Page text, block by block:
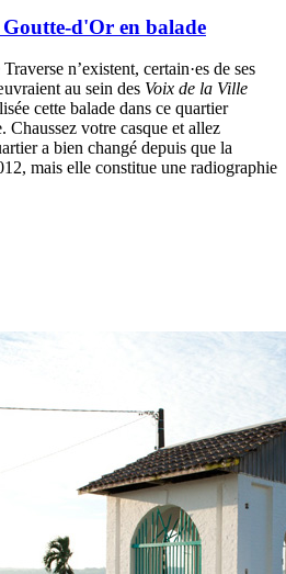
d'Or en balade
n’existent, certain·es de ses
au sein des Voix de la Ville
cette balade dans ce quartier
Chaussez votre casque et allez
a bien changé depuis que la
mais elle constitue une radiographie